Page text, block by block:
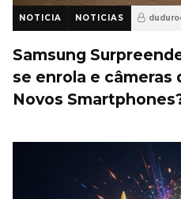
NOTICIA NOTICIAS
Samsung
se enrola e câmeras
Novos